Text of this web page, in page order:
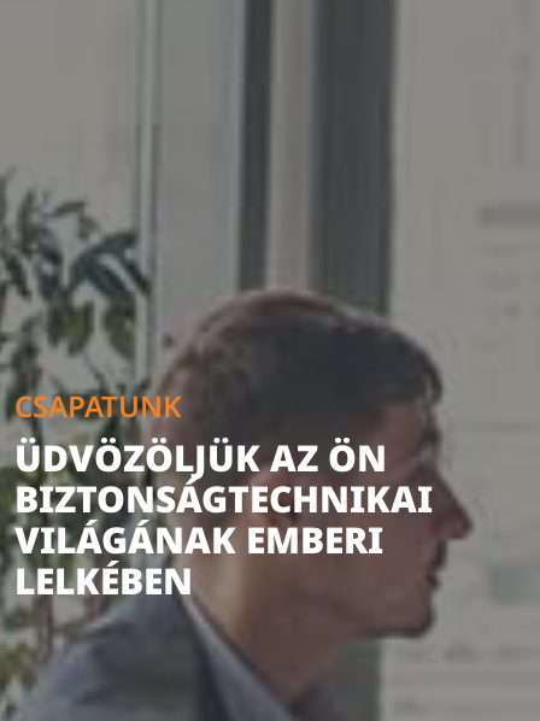
CSAPATUNK
ÜDVÖZÖLJÜK AZ ÖN
BIZTONSÁGTECHNIKAI
VILÁGÁNAK EMBERI
LELKÉBEN